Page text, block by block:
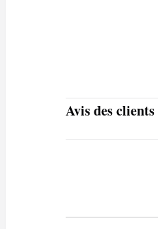
Avis des clients